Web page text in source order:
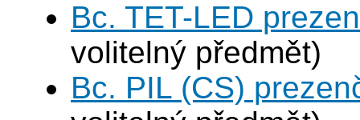
Bc. TET-LED
volitelný předmět)
Bc. PIL (CS)